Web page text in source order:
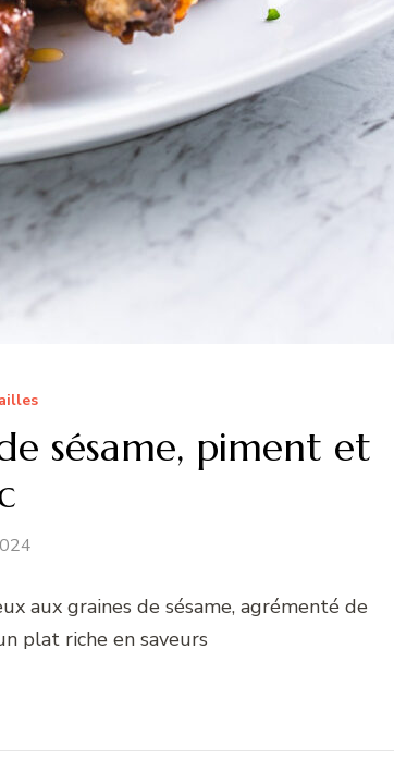
sésame, piment et
aux graines de sésame, agrémenté de
plat riche en saveurs